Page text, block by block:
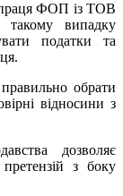
ФОП із ТОВ
такому випадку
податки та
обрати
відносини з
дозволяє
з боку